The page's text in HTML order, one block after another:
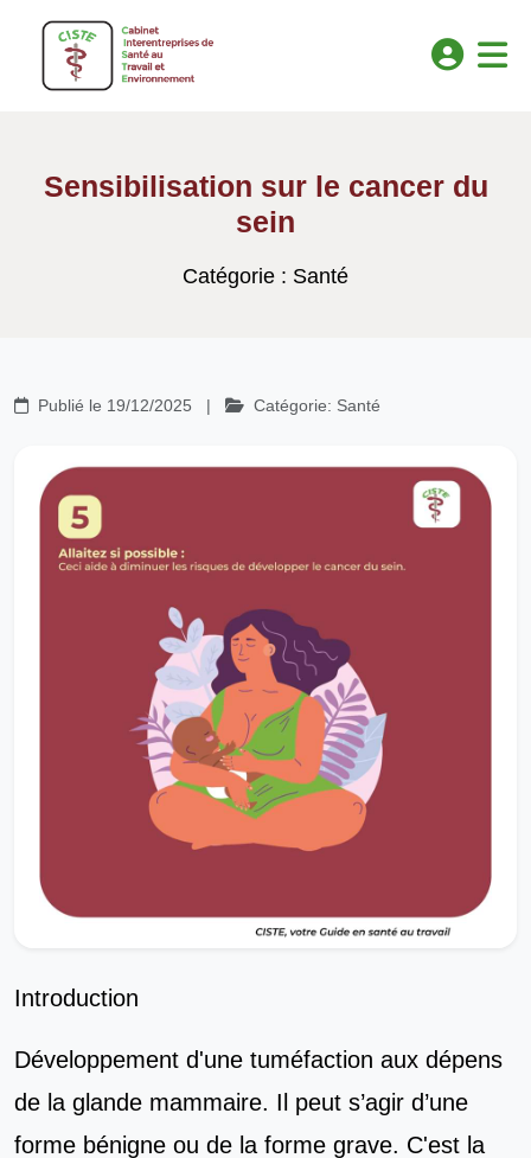
Sensibilisation sur le cancer du
sein
Catégorie : Santé
Publié le 19/12/2025 | Catégorie: Santé
Introduction
Développement d'une tuméfaction aux dépens
de la glande mammaire. Il peut s’agir d’une
forme bénigne ou de la forme grave. C'est la